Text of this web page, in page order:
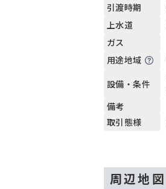
引渡時期
上水道
ガス
用途地域
設備・条件
備考
取引態様
周辺地図